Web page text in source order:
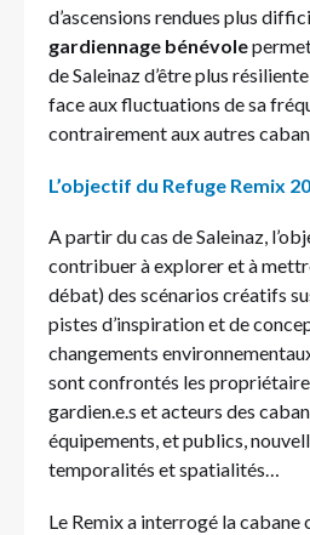
d’ascensions rendues plus
gardiennage bénévole
de Saleinaz d’être plus
face aux fluctuations de sa
contrairement aux autres
L’objectif du Refuge Remix
A partir du cas de Saleinaz,
contribuer à explorer et à
débat) des scénarios créatifs
pistes d’inspiration et de
changements
sont confrontés les
gardien.e.s et acteurs des
équipements, et publics,
temporalités et spatialités…
Le Remix a interrogé la cabane